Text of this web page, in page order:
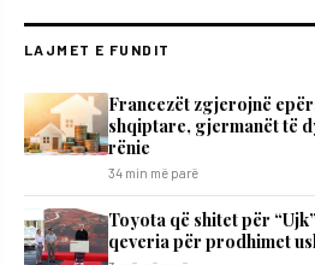
LAJMET E FUNDIT
Francezët zgjerojnë
shqiptare, gjermanët të
rënie
34 min më parë
Toyota që shitet për
qeveria për prodhimet